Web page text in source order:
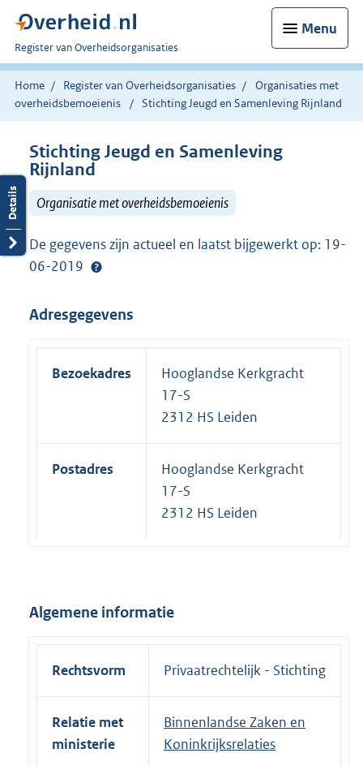
Menu
U
bent
nu
hier:
Register van Overheidsorganisaties
Home Register van Overheidsorganisaties
Organisaties met
overheidsbemoeienis
Stichting Jeugd en Samenleving Rijnland
Stichting Jeugd en Samenleving
Rijnland
Organisatie met overheidsbemoeienis
De gegevens zijn actueel en laatst bijgewerkt op: 19-
06-2019
Adresgegevens
Bezoekadres
Hooglandse Kerkgracht
17-S
2312 HS Leiden
Postadres
Hooglandse Kerkgracht
17-S
2312 HS Leiden
Algemene informatie
Rechtsvorm Privaatrechtelijk - Stichting
Relatie met
ministerie
Binnenlandse Zaken en
Koninkrijksrelaties